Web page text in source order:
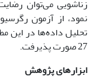
زناشویی می‌توان
نمود، از آزمون
27 صورت پذیرفت.
ابزارهای پژوهش